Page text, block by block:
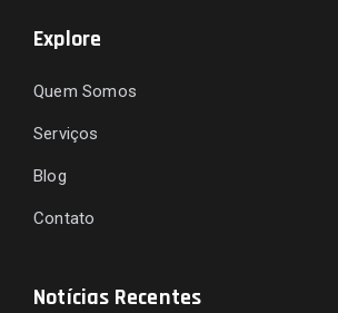
Explore
Quem Somos
Serviços
Blog
Contato
Notícias Recentes